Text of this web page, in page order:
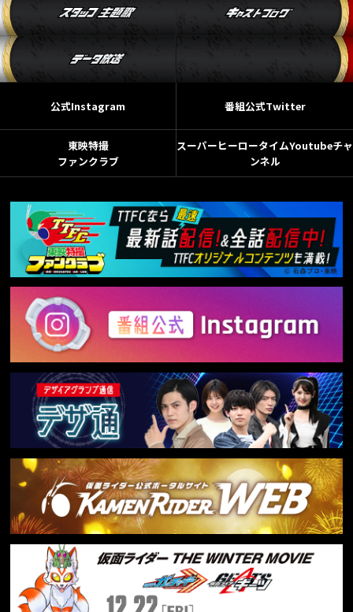
公式Instagram 番組公式Twitter
東映特撮
ファンクラブ
スーパーヒーロータイムYoutubeチャ
ンネル